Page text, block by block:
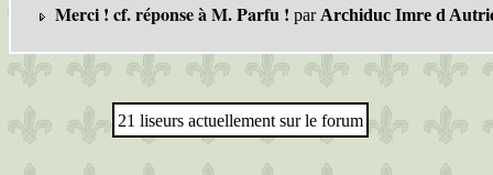
Merci ! cf. réponse à M. Parfu ! par Archiduc Imre d
21 liseurs actuellement sur le forum